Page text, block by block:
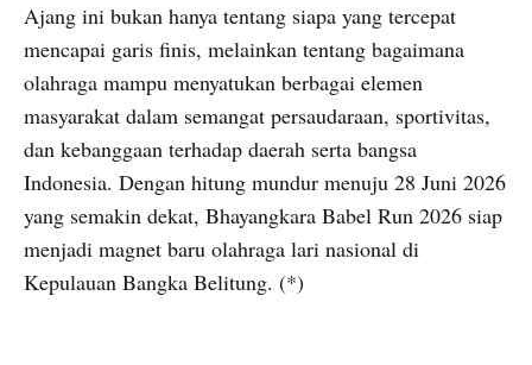
Ajang ini bukan hanya tentang siapa yang tercepat
mencapai garis finis, melainkan tentang bagaimana
olahraga mampu menyatukan berbagai elemen
masyarakat dalam semangat persaudaraan, sportivitas,
dan kebanggaan terhadap daerah serta bangsa
Indonesia. Dengan hitung mundur menuju 28 Juni 2026
yang semakin dekat, Bhayangkara Babel Run 2026 siap
menjadi magnet baru olahraga lari nasional di
Kepulauan Bangka Belitung. (*)